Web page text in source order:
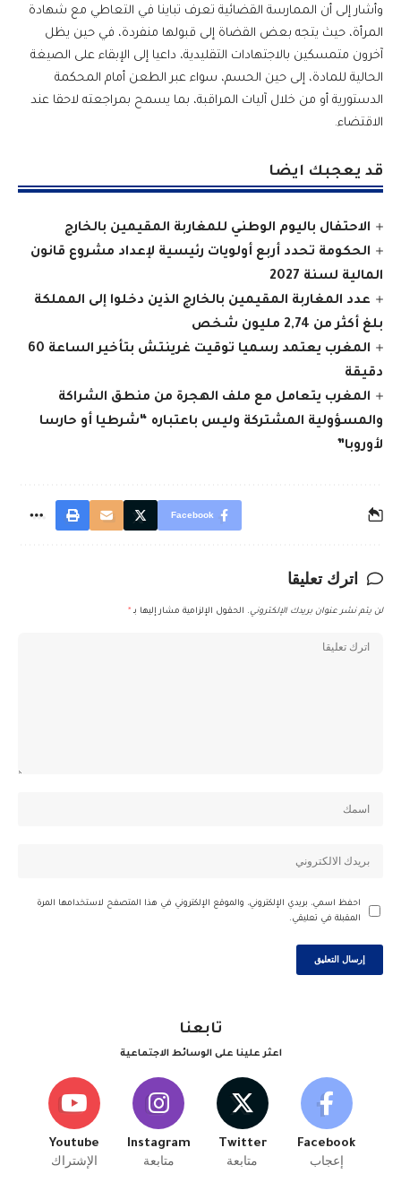
وأشار إلى أن الممارسة القضائية تعرف تباينا في التعاطي مع شهادة
المرأة، حيث يتجه بعض القضاة إلى قبولها منفردة، في حين يظل
آخرون متمسكين بالاجتهادات التقليدية، داعيا إلى الإبقاء على الصيغة
الحالية للمادة، إلى حين الحسم، سواء عبر الطعن أمام المحكمة
الدستورية أو من خلال آليات المراقبة، بما يسمح بمراجعته لاحقا عند
الاقتضاء.
قد يعجبك ايضا
الاحتفال باليوم الوطني للمغاربة المقيمين بالخارج
الحكومة تحدد أربع أولويات رئيسية لإعداد مشروع قانون
المالية لسنة 2027
عدد المغاربة المقيمين بالخارج الذين دخلوا إلى المملكة
بلغ أكثر من 2,74 مليون شخص
المغرب يعتمد رسميا توقيت غرينتش بتأخير الساعة 60
دقيقة
المغرب يتعامل مع ملف الهجرة من منطق الشراكة
والمسؤولية المشتركة وليس باعتباره “شرطيا أو حارسا
لأوروبا”
Facebook
اترك تعليقا
لن يتم نشر عنوان بريدك الإلكتروني. الحقول الإلزامية مشار إليها بـ *
احفظ اسمي، بريدي الإلكتروني، والموقع الإلكتروني في هذا المتصفح لاستخدامها المرة
المقبلة في تعليقي.
تابعنا
اعثر علينا على الوسائط الاجتماعية
Facebook
إعجاب
Twitter
متابعة
Instagram
متابعة
Youtube
الإشتراك